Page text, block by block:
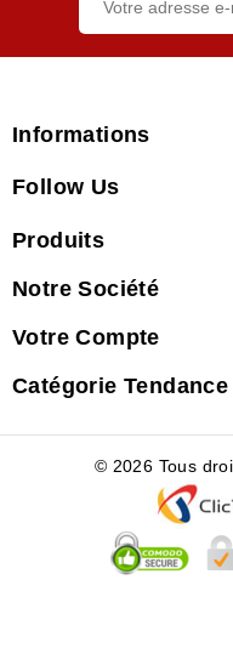
Informations
Follow Us
Produits
Notre Société
Votre Compte
Catégorie Tendance
© 2026 Tous